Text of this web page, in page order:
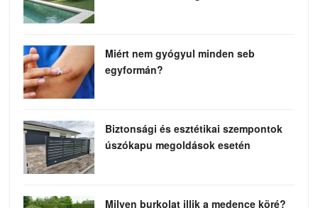
Miért nem gyógyul minden seb
egyformán?
Biztonsági és esztétikai szempontok
úszókapu megoldások esetén
Milyen burkolat illik a medence köré?